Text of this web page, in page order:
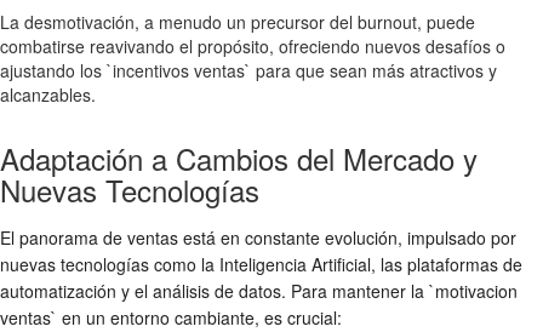
La desmotivación, a menudo un precursor del burnout, puede
combatirse reavivando el propósito, ofreciendo nuevos desafíos o
ajustando los `incentivos ventas` para que sean más atractivos y
alcanzables.
Adaptación a Cambios del Mercado y
Nuevas Tecnologías
El panorama de ventas está en constante evolución, impulsado por
nuevas tecnologías como la Inteligencia Artificial, las plataformas de
automatización y el análisis de datos. Para mantener la `motivacion
ventas` en un entorno cambiante, es crucial: